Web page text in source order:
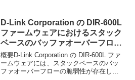
D-Link Corporation の DIR-600L
ファームウェアにおけるスタック
ベースのバッファオーバーフロー
の脆弱性
概要D-Link Corporation の DIR-600L ファ
ームウェアには、スタックベースのバッ
ファオーバーフローの脆弱性が存在しま